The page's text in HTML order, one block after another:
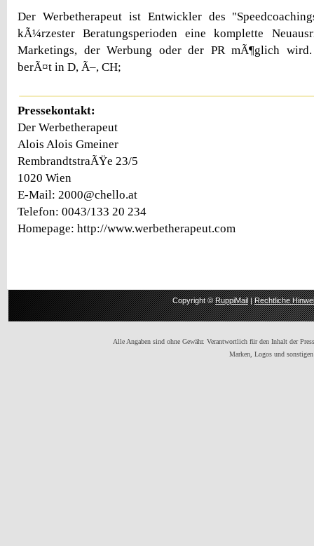
Der Werbetherapeut ist Entwickler des
kÃ¼rzester Beratungsperioden eine komplette
Marketings, der Werbung oder der PR mÃ¶glich wird.
berÃ¤t in D, Ã–, CH;
Pressekontakt:
Der Werbetherapeut
Alois Alois Gmeiner
RembrandtstraÃŸe 23/5
1020 Wien
E-Mail: 2000@chello.at
Telefon: 0043/133 20 234
Homepage: http://www.werbetherapeut.com
Copyright ©RuppiMail|Rechtliche
Alle Angaben sind ohne Gewähr. Verantwortlich für den Inhalt der
Marken, Logos und